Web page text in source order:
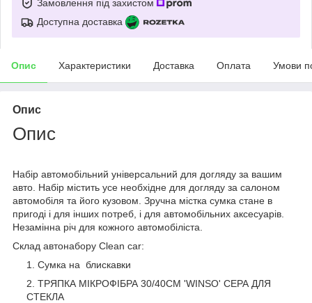
Замовлення під захистом
Доступна доставка
Опис Характеристики Доставка Оплата Умови
Опис
Опис
Набір автомобільний універсальний для догляду за вашим
авто. Набір містить усе необхідне для догляду за салоном
автомобіля та його кузовом. Зручна містка сумка стане в
пригоді і для інших потреб, і для автомобільних аксесуарів.
Незамінна річ для кожного автомобіліста.
Склад автонабору Clean car:
Сумка на блискавки
ТРЯПКА МІКРОФІБРА 30/40СМ 'WINSO' СЕРА ДЛЯ
СТЕКЛА